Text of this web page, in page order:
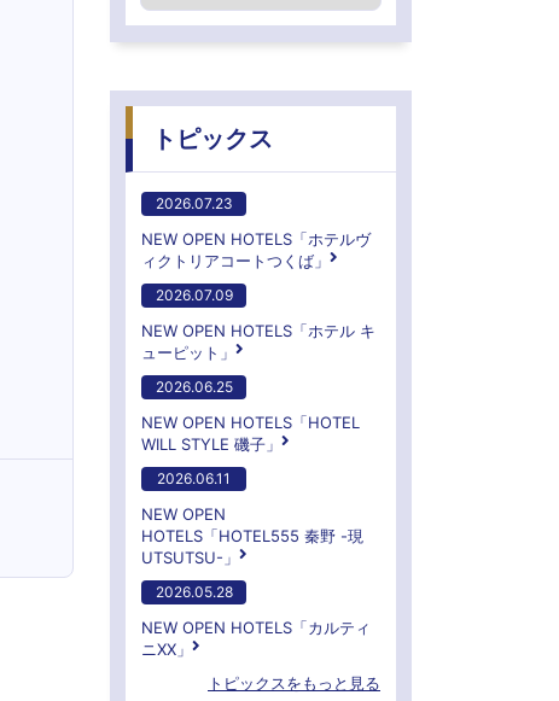
トピックス
2026.07.23
NEW OPEN HOTELS「ホテルヴ
ィクトリアコートつくば」
2026.07.09
NEW OPEN HOTELS「ホテル キ
ューピット」
2026.06.25
NEW OPEN HOTELS「HOTEL
WILL STYLE 磯子」
2026.06.11
NEW OPEN
HOTELS「HOTEL555 秦野 -現
UTSUTSU-」
2026.05.28
NEW OPEN HOTELS「カルティ
ニXX」
トピックスをもっと見る